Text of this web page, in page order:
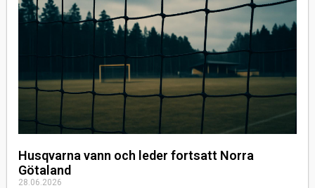
Husqvarna vann och leder fortsatt Norra
Götaland
28.06.2026